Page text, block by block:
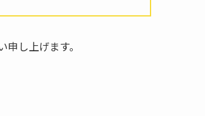
し上げます。